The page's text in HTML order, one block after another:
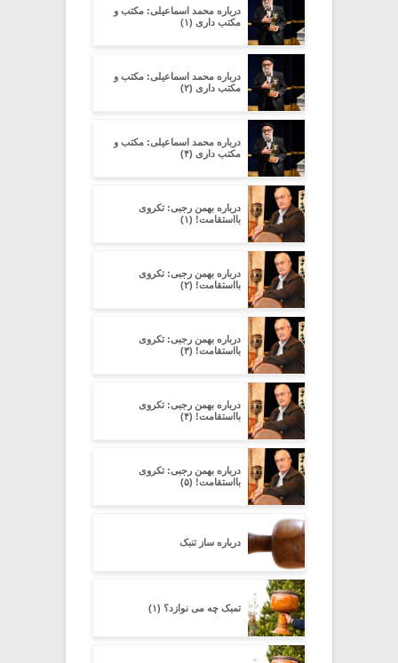
درباره محمد اسماعیلی: مکتب و
مکتب داری (۱)
درباره محمد اسماعیلی: مکتب و
مکتب داری (۲)
درباره محمد اسماعیلی: مکتب و
مکتب داری (۴)
درباره بهمن رجبی: تکروی
بااستقامت! (۱)
درباره بهمن رجبی: تکروی
بااستقامت! (۲)
درباره بهمن رجبی: تکروی
بااستقامت! (۳)
درباره بهمن رجبی: تکروی
بااستقامت! (۴)
درباره بهمن رجبی: تکروی
بااستقامت! (۵)
درباره ساز تنبک
تمبک چه می نوازد؟ (۱)